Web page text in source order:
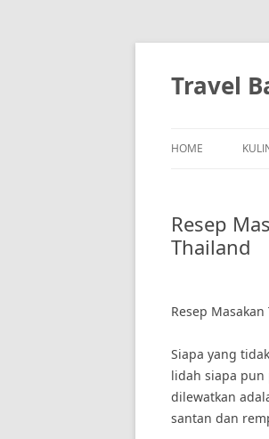
Skip
Travel
HOME
Resep
Thailand
Resep
Siapa yang
lidah siapa pun
dilewatkan
santan dan